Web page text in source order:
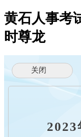
黄石人事考
时尊龙
2023